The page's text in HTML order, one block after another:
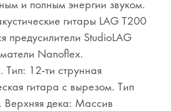
и полным энергии звуком.
гитары LAG T200
предусилители StudioLAG
Nanoflex.
Тип: 12-ти струнная
гитара с вырезом. Тип
Верхняя дека: Массив